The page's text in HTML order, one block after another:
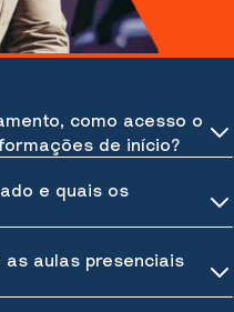
como acesso o
de início?
e quais os
aulas presenciais